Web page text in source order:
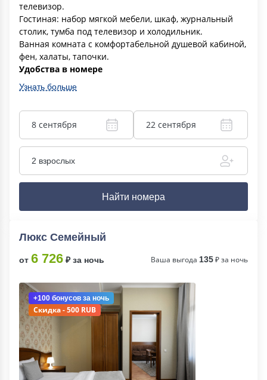
телевизор.
Гостиная: набор мягкой мебели, шкаф, журнальный
столик, тумба под телевизор и холодильник.
Ванная комната с комфортабельной душевой кабиной,
фен, халаты, тапочки.
Удобства в номере
Узнать больше
8 сентября 22 сентября
2 взрослых
Найти номера
Люкс Семейный
от 6 726 ₽ за ночь Ваша выгода 135₽ за ночь
+100 бонусов за ночь
Скидка - 500 RUB